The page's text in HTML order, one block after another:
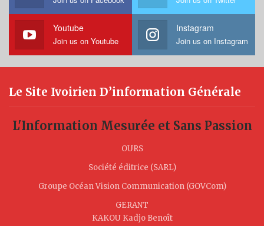
Youtube
Join us on Youtube
Instagram
Join us on Instagram
Le Site Ivoirien D’information Générale
L'Information Mesurée et Sans Passion
OURS
Société éditrice (SARL)
Groupe Océan Vision Communication (GOVCom)
GERANT
KAKOU Kadjo Benoît